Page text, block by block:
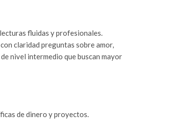
fluidas y profesionales.
claridad preguntas sobre amor,
nivel intermedio que buscan mayor
de dinero y proyectos.